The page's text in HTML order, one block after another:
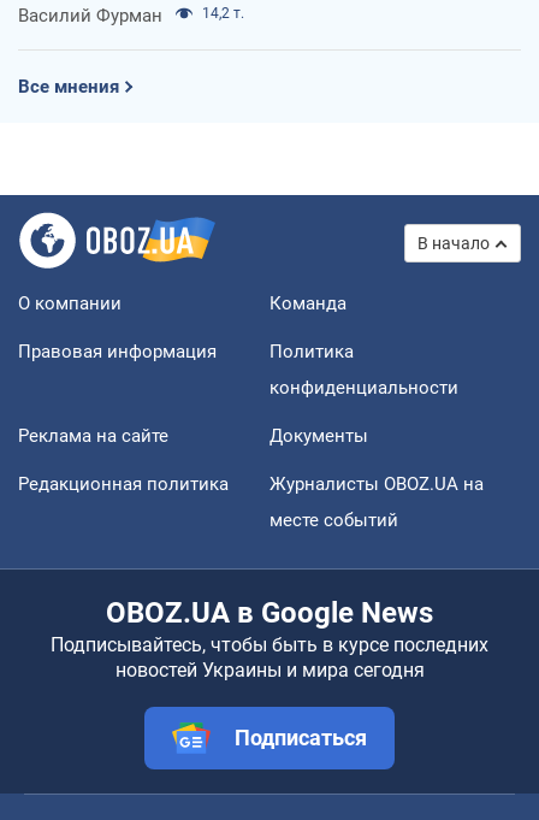
Василий Фурман 14,2 т.
Все мнения
В начало
О компании Команда
Правовая информация
Политика
конфиденциальности
Реклама на сайте Документы
Редакционная политика
Журналисты OBOZ.UA на
месте событий
OBOZ.UA в Google News
Подписывайтесь, чтобы быть в курсе последних
новостей Украины и мира сегодня
Подписаться